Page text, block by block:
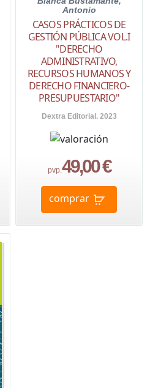
Antonio
CASOS PRÁCTICOS DE
GESTIÓN PÚBLICA VOL.I
"DERECHO
ADMINISTRATIVO,
RECURSOS HUMANOS Y
DERECHO FINANCIERO-
PRESUPUESTARIO"
Dextra Editorial. 2023
pvp.49,00 €
comprar